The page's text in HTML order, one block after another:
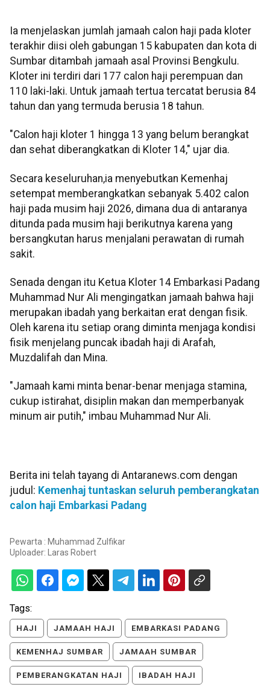
Ia menjelaskan jumlah jamaah calon haji pada kloter
terakhir diisi oleh gabungan 15 kabupaten dan kota di
Sumbar ditambah jamaah asal Provinsi Bengkulu.
Kloter ini terdiri dari 177 calon haji perempuan dan
110 laki-laki. Untuk jamaah tertua tercatat berusia 84
tahun dan yang termuda berusia 18 tahun.
"Calon haji kloter 1 hingga 13 yang belum berangkat
dan sehat diberangkatkan di Kloter 14," ujar dia.
Secara keseluruhan,ia menyebutkan Kemenhaj
setempat memberangkatkan sebanyak 5.402 calon
haji pada musim haji 2026, dimana dua di antaranya
ditunda pada musim haji berikutnya karena yang
bersangkutan harus menjalani perawatan di rumah
sakit.
Senada dengan itu Ketua Kloter 14 Embarkasi Padang
Muhammad Nur Ali mengingatkan jamaah bahwa haji
merupakan ibadah yang berkaitan erat dengan fisik.
Oleh karena itu setiap orang diminta menjaga kondisi
fisik menjelang puncak ibadah haji di Arafah,
Muzdalifah dan Mina.
"Jamaah kami minta benar-benar menjaga stamina,
cukup istirahat, disiplin makan dan memperbanyak
minum air putih," imbau Muhammad Nur Ali.
Berita ini telah tayang di Antaranews.com dengan
judul: Kemenhaj tuntaskan seluruh pemberangkatan
calon haji Embarkasi Padang
Pewarta : Muhammad Zulfikar
Uploader: Laras Robert
Tags:
HAJI JAMAAH HAJI EMBARKASI PADANG
KEMENHAJ SUMBAR JAMAAH SUMBAR
PEMBERANGKATAN HAJI IBADAH HAJI